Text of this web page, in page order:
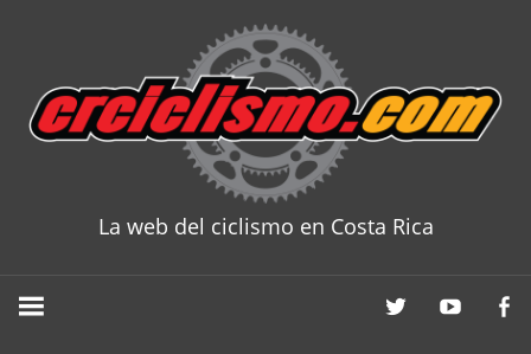
content
La web del ciclismo en Costa Rica